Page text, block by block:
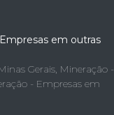
em outras
Gerais, Mineração -
- Empresas em